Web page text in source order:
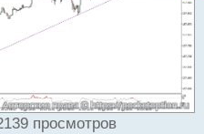
просмотров